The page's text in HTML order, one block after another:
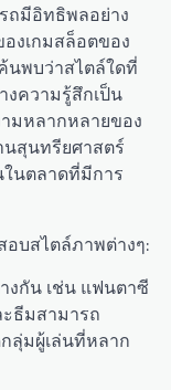
ถมีอิทธิพลอย่าง
งเกมสล็อตของ
พบว่าสไตล์ใดที่
งความรู้สึกเป็น
มหลากหลายของ
สุนทรียศาสตร์
นตลาดที่มีการ
บสไตล์ภาพต่างๆ:
งกัน เช่น แฟนตาซี
ธีมสามารถ
ลุ่มผู้เล่นที่หลาก